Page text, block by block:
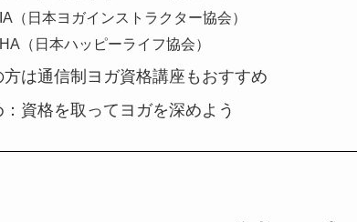
（日本ヨガインストラクター協会）
（日本ハッピーライフ協会）
方は通信制ヨガ資格講座もおすすめ
：資格を取ってヨガを深めよう